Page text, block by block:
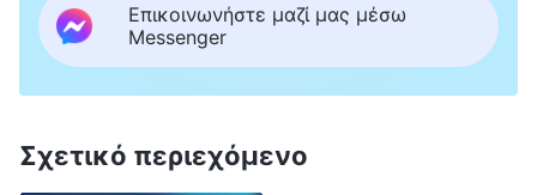
Επικοινωνήστε μαζί μας μέσω
Messenger
Σχετικό περιεχόμενο